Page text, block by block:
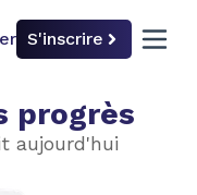
S'inscrire open
progrès
aujourd'hui